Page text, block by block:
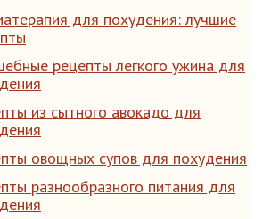
для похудения: лучшие
рецепты легкого ужина для
из сытного авокадо для
овощных супов для похудения
разнообразного питания для